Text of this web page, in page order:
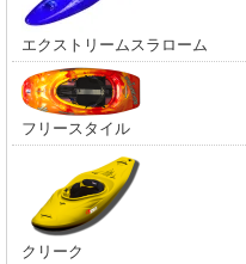
エクストリームスラローム
フリースタイル
クリーク